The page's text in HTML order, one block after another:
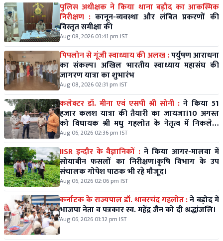
पुलिस अधीक्षक ने किया थाना बड़ौद का आकस्मिक
निरीक्षण : कानून-व्यवस्था और लंबित प्रकरणों की
विस्तृत समीक्षा की
Aug 08, 2026 03:41 pm IST
पिपलोन से गूंजी स्वाध्याय की अलख :पर्युषण आराधना
का संकल्प। अखिल भारतीय स्वाध्याय महासंघ की
जागरण यात्रा का शुभारंभ
Aug 08, 2026 02:31 pm IST
कलेक्टर डॉ. मीना एवं एसपी श्री सोनी : ने किया 51
हजार कलश यात्रा की तैयारी का जायजा।10 अगस्त
को विधायक श्री मधु गहलोत के नेतृत्व में निकलेगी
विशाल कलश यात्रा।
Aug 06, 2026 02:36 pm IST
IISR इन्दौर के वैज्ञानिकों : ने किया आगर-मालवा में
सोयाबीन फसलों का निरीक्षण।कृषि विभाग के उप
संचालक गोपेश पाठक भी रहे मौजूद।
Aug 06, 2026 02:06 pm IST
कर्नाटक के राज्यपाल डॉ. थावरचंद गहलोत :ने बड़ोद में
भाजपा नेता व पत्रकार स्व. महेंद्र जैन को दी श्रद्धांजलि।
Aug 06, 2026 01:32 pm IST